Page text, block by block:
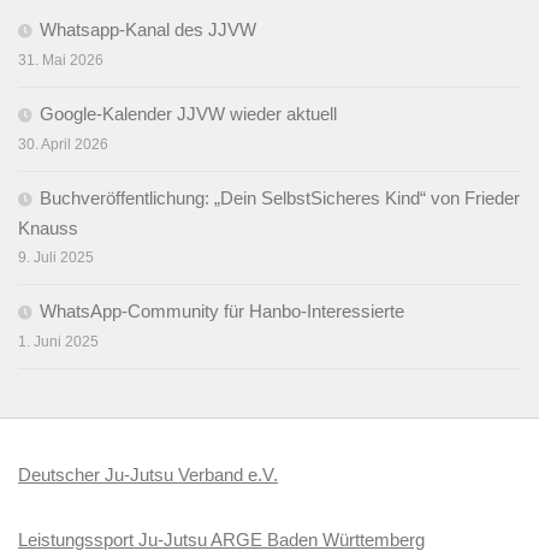
Whatsapp-Kanal des JJVW
31. Mai 2026
Google-Kalender JJVW wieder aktuell
30. April 2026
Buchveröffentlichung: „Dein SelbstSicheres Kind“ von Frieder
Knauss
9. Juli 2025
WhatsApp-Community für Hanbo-Interessierte
1. Juni 2025
Deutscher Ju-Jutsu Verband e.V.
Leistungssport Ju-Jutsu ARGE Baden Württemberg